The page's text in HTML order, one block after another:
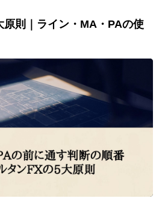
原則｜ライン・MA・PAの使